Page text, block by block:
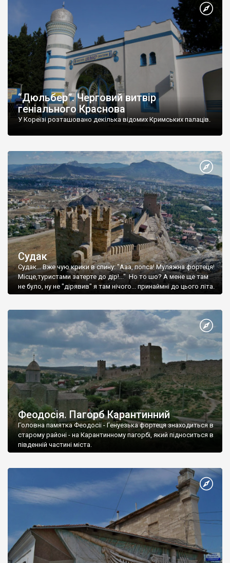
“Дюльбер”. Черговий витвір
геніального Краснова
У Кореїзі розташовано декілька відомих Кримських палаців.
Судак
Судак... Вже чую крики в спину: "Ааа, попса! Муляжна фортеця!
Місце,туристами затерте до дір!..." Но то шо? А мене ще там
не було, ну не "дірявив" я там нічого... принаймні до цього літа.
Феодосія. Пагорб Карантинний
Головна памятка Феодосії - Генуезька фортеця знаходиться в
старому районі - на Карантинному пагорбі, який підноситься в
південній частині міста.